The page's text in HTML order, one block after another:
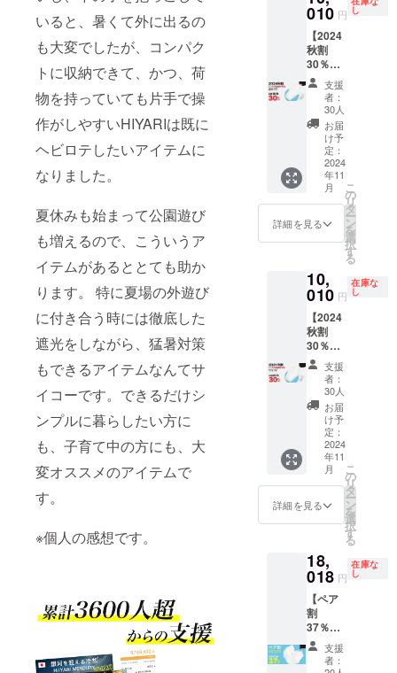
いると、暑くて外に出るの
も大変でしたが、コンパク
トに収納できて、かつ、荷
物を持っていても片手で操
作がしやすいHIYARIは既に
ヘビロテしたいアイテムに
なりました。
夏休みも始まって公園遊び
も増えるので、こういうア
イテムがあるととても助か
ります。 特に夏場の外遊び
に付き合う時には徹底した
遮光をしながら、猛暑対策
もできるアイテムなんてサ
イコーです。できるだけシ
ンプルに暮らしたい方に
も、子育て中の方にも、大
変オススメのアイテムで
す。
※個人の感想です。
円 (送
込) トリ
プル割
39％OF
F
26,169
円(送
料・税
定配送
時期：
お届け
2025年
3月下旬
予定
合計30
本 一般
販売予
定価格
14,300
円(送
料・税
【2024
秋割
30％OF
10,010
円(送
料・税
込) ※予
は１1月
下旬予
010 円 し
【2024
秋割
30％OF
F】
HIYARI
VENUS.
藍白ブ
ルー×1
本【限
定30名
様】 ・
HIYARI
VENUS.
藍白ブ
ルー×1
計30本
一般販
売予定
価格
14,300
円(送
料・税
【2024
秋割
30％OF
10,010
円(送
料・税
込) ※予
定配送
下旬予
定
支援
者：
30人
お届
け予
定：
2024
年11
月
詳細を見る
こ
の
リ
タ
ー
ン
を
選
択
す
る
10,
010 円
在庫な
し
【2024
秋割
30％OF
F】
HIYARI
VENUS.
ラベン
ダー×1
本【限
定30名
様】 ・
HIYARI
VENUS.
ラベン
ダー ×1
計30本
一般販
売予定
価格
14,300
円(送
料・税
支援
者：
30人
お届
け予
定：
2024
年11
月
詳細を見る
こ
の
リ
タ
ー
ン
を
選
択
す
る
18,
018 円
在庫な
し
【ペア
割
37％OF
F】
HIYARI
VENUS.
支援
者：